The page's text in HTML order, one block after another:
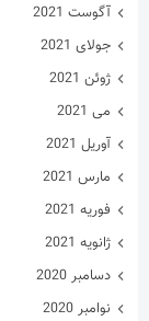
آگوست 2021
جولای 2021
ژوئن 2021
می 2021
آوریل 2021
مارس 2021
فوریه 2021
ژانویه 2021
دسامبر 2020
نوامبر 2020